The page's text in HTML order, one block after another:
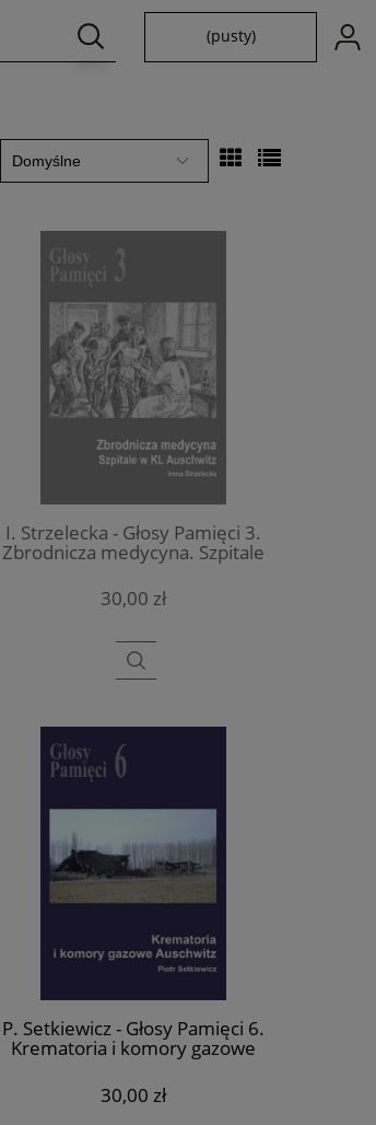
(pusty)
I. Strzelecka - Głosy Pamięci 3.
Zbrodnicza medycyna. Szpitale
w KL Auschwitz
30,00 zł
P. Setkiewicz - Głosy Pamięci 6.
Krematoria i komory gazowe
30,00 zł